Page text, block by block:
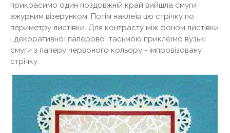
прикрасимо один поздовжній край вийшла смуги
ажурним візерунком. Потім наклеїв цю стрічку по
периметру листівки. Для контрасту між фоном листівки
і декоративної паперової тасьмою приклеїмо вузькі
смуги з паперу червоного кольору - імпровізовану
стрічку.